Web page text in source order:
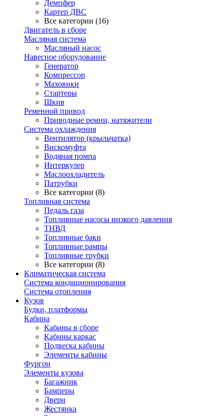
Демпфер
Картер ДВС
Все категории (16)
Двигатель в сборе
Масляная система
Масляный насос
Навесное оборудование
Генератор
Компрессор
Маховики
Стартеры
Шкив
Ременной привод
Приводные ремни, натяжители
Система охлаждения
Вентилятор (крыльчатка)
Вискомуфта
Водяная помпа
Интеркулер
Маслоохладитель
Патрубки
Все категории (8)
Топливная система
Педаль газа
Топливные насосы низкого давления
ТНВД
Топливные баки
Топливные рампы
Топливные трубки
Все категории (8)
Климатическая система
Система кондиционирования
Система отопления
Кузов
Будки, платформы
Кабина
Кабины в сборе
Кабины каркас
Подвеска кабины
Элементы кабины
Фургон
Элементы кузова
Багажник
Бамперы
Двери
Жестянка